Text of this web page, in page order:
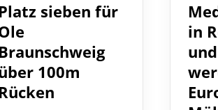
Platz sieben für
Braunschweig
100m
Rücken
in